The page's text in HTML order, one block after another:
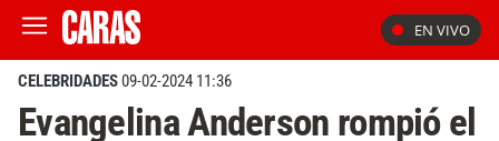
EN VIVO
CELEBRIDADES09-02-2024 11:36
Evangelina Anderson rompió el